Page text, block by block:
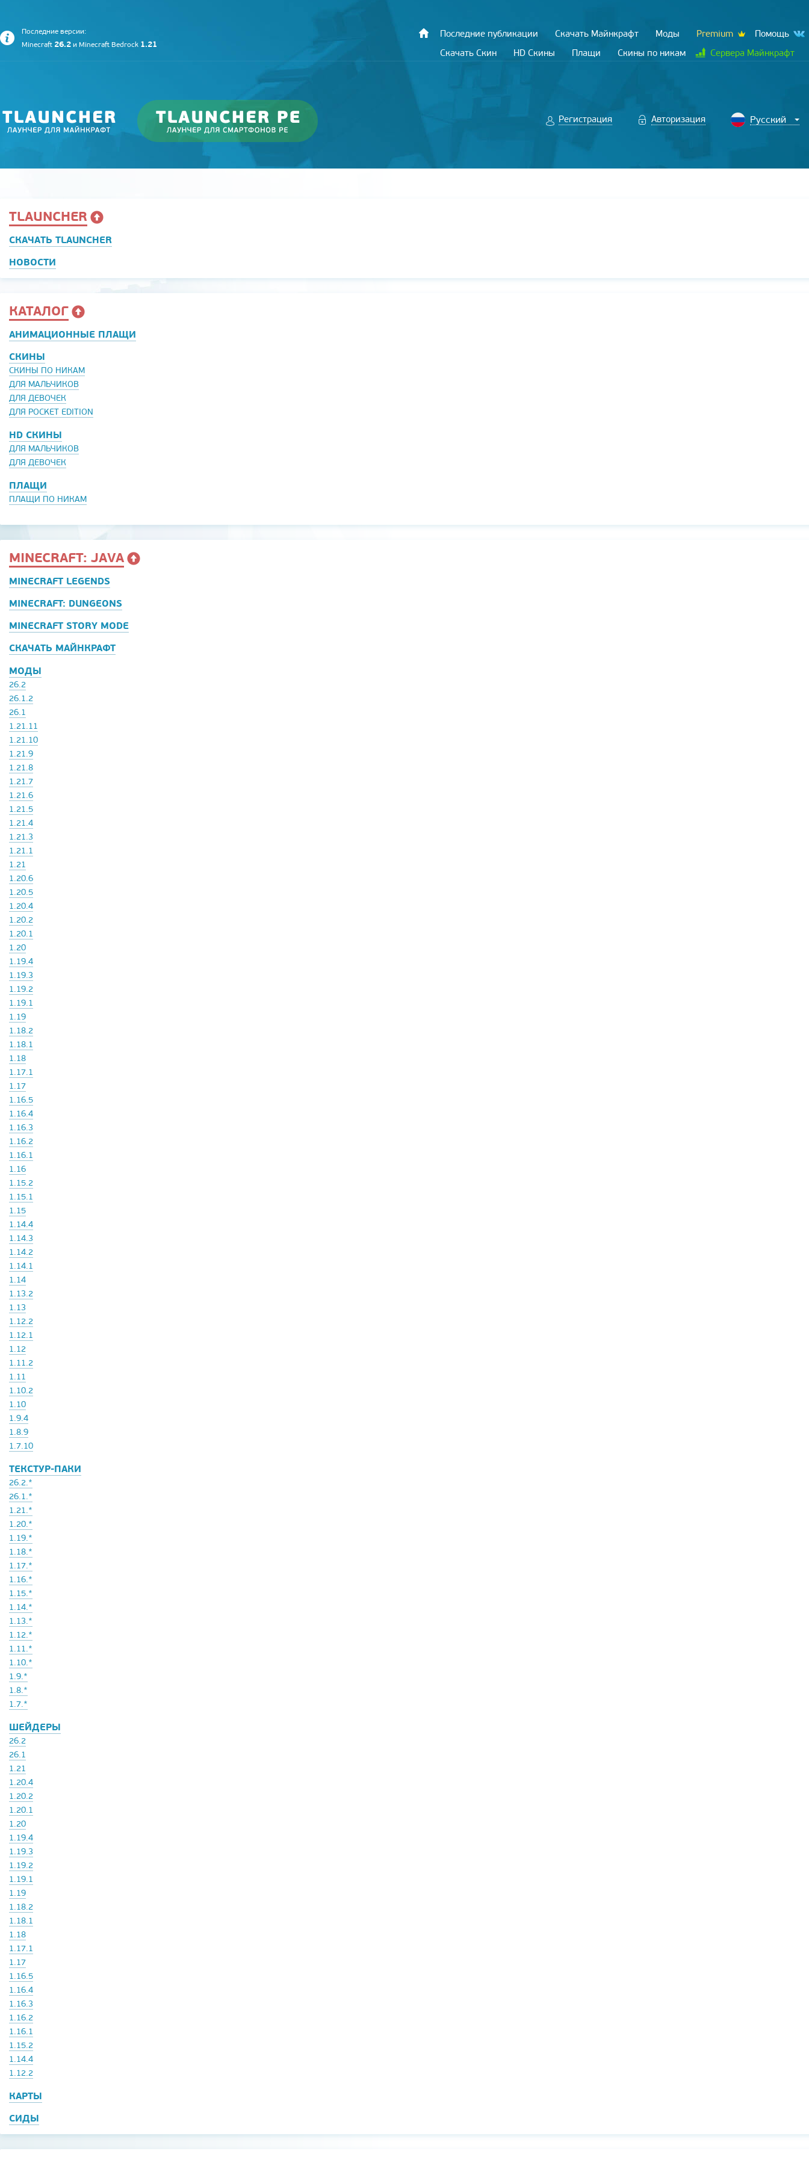
Последние версии:
Minecraft 26.2 и Minecraft Bedrock 1.21
Последние публикации Скачать Майнкрафт Моды Premium
Помощь
Скачать Скин
HD Скины Плащи Скины по никам Сервера Майнкрафт
Регистрация Авторизация
TLAUNCHER
СКАЧАТЬ TLAUNCHER
НОВОСТИ
КАТАЛОГ
АНИМАЦИОННЫЕ ПЛАЩИ
СКИНЫ
СКИНЫ ПО НИКАМ
ДЛЯ МАЛЬЧИКОВ
ДЛЯ ДЕВОЧЕК
ДЛЯ POCKET EDITION
HD СКИНЫ
ДЛЯ МАЛЬЧИКОВ
ДЛЯ ДЕВОЧЕК
ПЛАЩИ
ПЛАЩИ ПО НИКАМ
MINECRAFT: JAVA
MINECRAFT LEGENDS
MINECRAFT: DUNGEONS
MINECRAFT STORY MODE
СКАЧАТЬ МАЙНКРАФТ
МОДЫ
26.2
26.1.2
26.1
1.21.11
1.21.10
1.21.9
1.21.8
1.21.7
1.21.6
1.21.5
1.21.4
1.21.3
1.21.1
1.21
1.20.6
1.20.5
1.20.4
1.20.2
1.20.1
1.20
1.19.4
1.19.3
1.19.2
1.19.1
1.19
1.18.2
1.18.1
1.18
1.17.1
1.17
1.16.5
1.16.4
1.16.3
1.16.2
1.16.1
1.16
1.15.2
1.15.1
1.15
1.14.4
1.14.3
1.14.2
1.14.1
1.14
1.13.2
1.13
1.12.2
1.12.1
1.12
1.11.2
1.11
1.10.2
1.10
1.9.4
1.8.9
1.7.10
ТЕКСТУР-ПАКИ
26.2.*
26.1.*
1.21.*
1.20.*
1.19.*
1.18.*
1.17.*
1.16.*
1.15.*
1.14.*
1.13.*
1.12.*
1.11.*
1.10.*
1.9.*
1.8.*
1.7.*
ШЕЙДЕРЫ
26.2
26.1
1.21
1.20.4
1.20.2
1.20.1
1.20
1.19.4
1.19.3
1.19.2
1.19.1
1.19
1.18.2
1.18.1
1.18
1.17.1
1.17
1.16.5
1.16.4
1.16.3
1.16.2
1.16.1
1.15.2
1.14.4
1.12.2
КАРТЫ
СИДЫ